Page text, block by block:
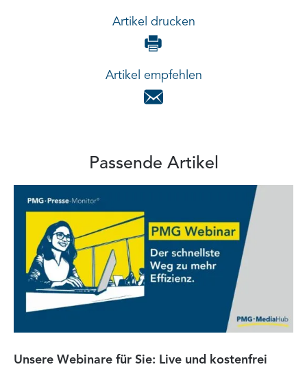
Artikel drucken
Artikel empfehlen
Passende Artikel
Unsere Webinare für Sie: Live und kostenfrei